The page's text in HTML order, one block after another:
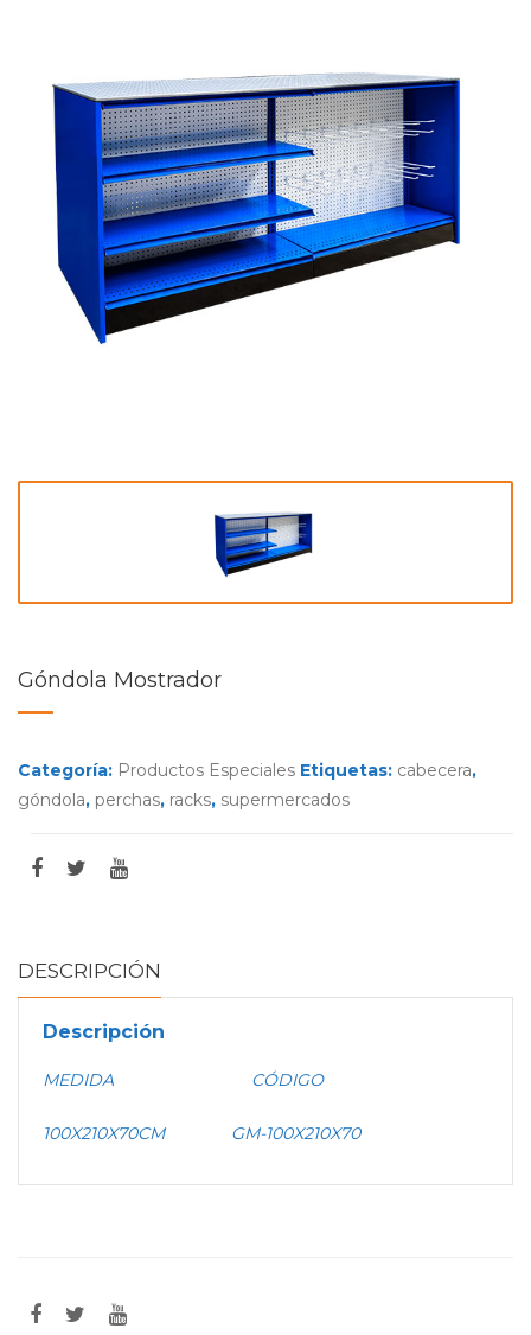
Góndola Mostrador
Categoría: Productos Especiales Etiquetas: cabecera,
góndola, perchas, racks, supermercados
DESCRIPCIÓN
Descripción
MEDIDA CÓDIGO
100X210X70CM GM-100X210X70